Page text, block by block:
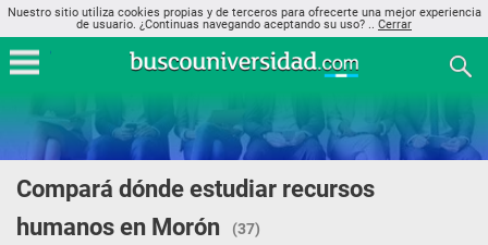
Nuestro sitio utiliza cookies propias y de terceros para ofrecerte una mejor experiencia
de usuario. ¿Continuas navegando aceptando su uso? .. Cerrar
Compará dónde estudiar recursos
humanos en Morón
(37)